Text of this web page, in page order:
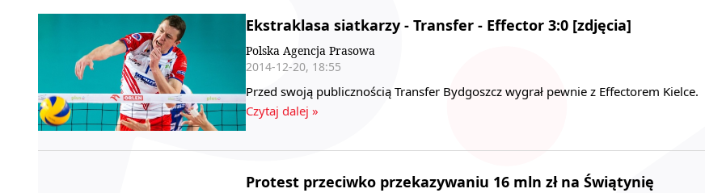
Ekstraklasa siatkarzy - Transfer - Effector 3:0 [zdjęcia]
Polska Agencja Prasowa
2014-12-20, 18:55
Przed swoją publicznością Transfer Bydgoszcz wygrał pewnie z Effectorem Kielce.
Czytaj dalej »
Protest przeciwko przekazywaniu 16 mln zł na Świątynię